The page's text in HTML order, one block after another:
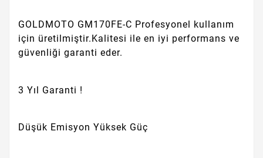
GOLDMOTO GM170FE-C Profesyonel kullanım
için üretilmiştir.Kalitesi ile en iyi performans ve
güvenliği garanti eder.
3 Yıl Garanti !
Düşük Emisyon Yüksek Güç